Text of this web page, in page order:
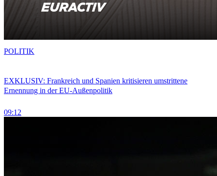
EXKLUSIV: Frankreich und Spanien kritisieren umstrittene
Ernennung in der EU-Außenpolitik
09:12
POLITIK